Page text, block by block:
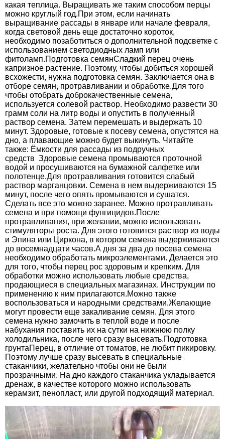
какая теплица. Выращивать же таким способом перцы
можно круглый год.При этом, если начинать
выращивание рассады в январе или начале февраля,
когда световой день еще достаточно короток,
необходимо позаботиться о дополнительной подсветке с
использованием светодиодных ламп или
фитоламп.Подготовка семянСладкий перец очень
капризное растение. Поэтому, чтобы добиться хорошей
всхожести, нужна подготовка семян. Заключается она в
отборе семян, протравливании и обработке.Для того
чтобы отобрать доброкачественные семена,
используется солевой раствор. Необходимо развести 30
грамм соли на литр воды и опустить в полученный
раствор семена. Затем перемешать и выдержать 10
минут. Здоровые, готовые к посеву семена, опустятся на
дно, а плавающие можно будет выкинуть. Читайте
также: Ёмкости для рассады из подручных
средств Здоровые семена промываются проточной
водой и просушиваются на бумажной салфетке или
полотенце.Для протравливания готовится слабый
раствор марганцовки. Семена в нем выдерживаются 15
минут, после чего опять промываются и сушатся.
Сделать все это можно заранее. Можно протравливать
семена и при помощи фунгицидов.После
протравливания, при желании, можно использовать
стимуляторы роста. Для этого готовится раствор из воды
и Эпина или Циркона, в котором семена выдерживаются
до восемнадцати часов.А дня за два до посева семена
необходимо обработать микроэлементами. Делается это
для того, чтобы перец рос здоровым и крепким. Для
обработки можно использовать любые средства,
продающиеся в специальных магазинах. Инструкции по
применению к ним прилагаются.Можно также
воспользоваться и народными средствами.Желающие
могут провести еще закаливание семян. Для этого
семена нужно замочить в теплой воде и после
набухания поставить их на сутки на нижнюю полку
холодильника, после чего сразу высевать.Подготовка
грунтаПерец, в отличие от томатов, не любит пикировку.
Поэтому лучше сразу высевать в специальные
стаканчики, желательно чтобы они не были
прозрачными. На дно каждого стаканчика укладывается
дренаж, в качестве которого можно использовать
керамзит, пенопласт, или другой подходящий материал.